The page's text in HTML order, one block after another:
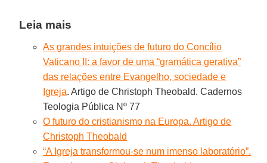
Leia mais
As grandes intuições de futuro do Concílio
Vaticano II: a favor de uma “gramática gerativa”
das relações entre Evangelho, sociedade e
Igreja. Artigo de Christoph Theobald. Cadernos
Teologia Pública Nº 77
O futuro do cristianismo na Europa. Artigo de
Christoph Theobald
“A Igreja transformou-se num imenso laboratório”.